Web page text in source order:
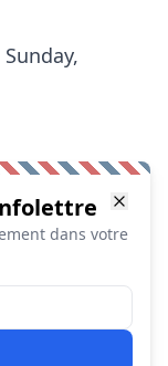
dans votre